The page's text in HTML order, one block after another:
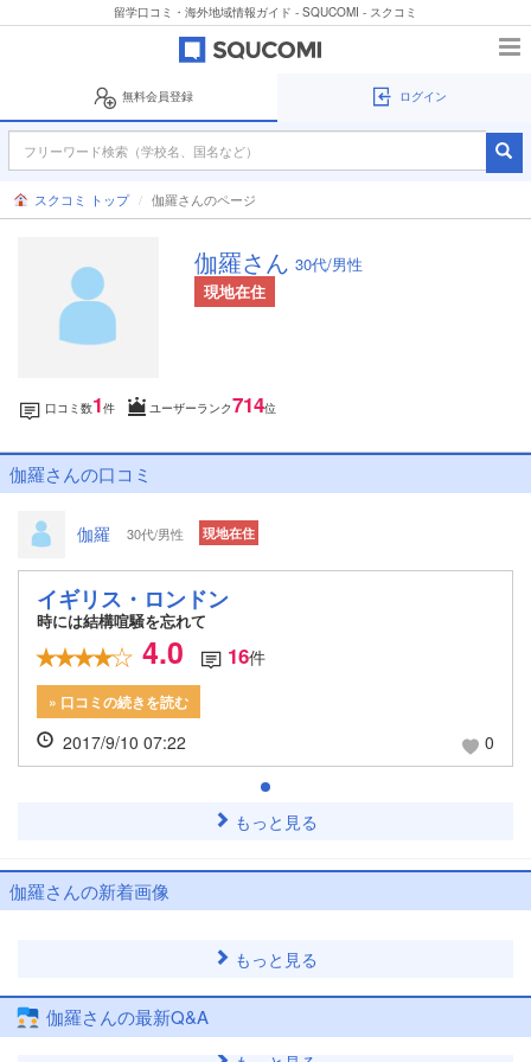
留学口コミ・海外地域情報ガイド - SQUCOMI - スクコミ
無料会員登録 ログイン
スクコミ トップ 伽羅さんのページ
伽羅さん 30代/男性
現地在住
口コミ数1件 ユーザーランク714位
伽羅さんの口コミ
伽羅 30代/男性 現地在住
イギリス・ロンドン
時には結構喧騒を忘れて
4.0 16件
» 口コミの続きを読む
2017/9/10 07:22 0
もっと見る
伽羅さんの新着画像
もっと見る
伽羅さんの最新Q&A